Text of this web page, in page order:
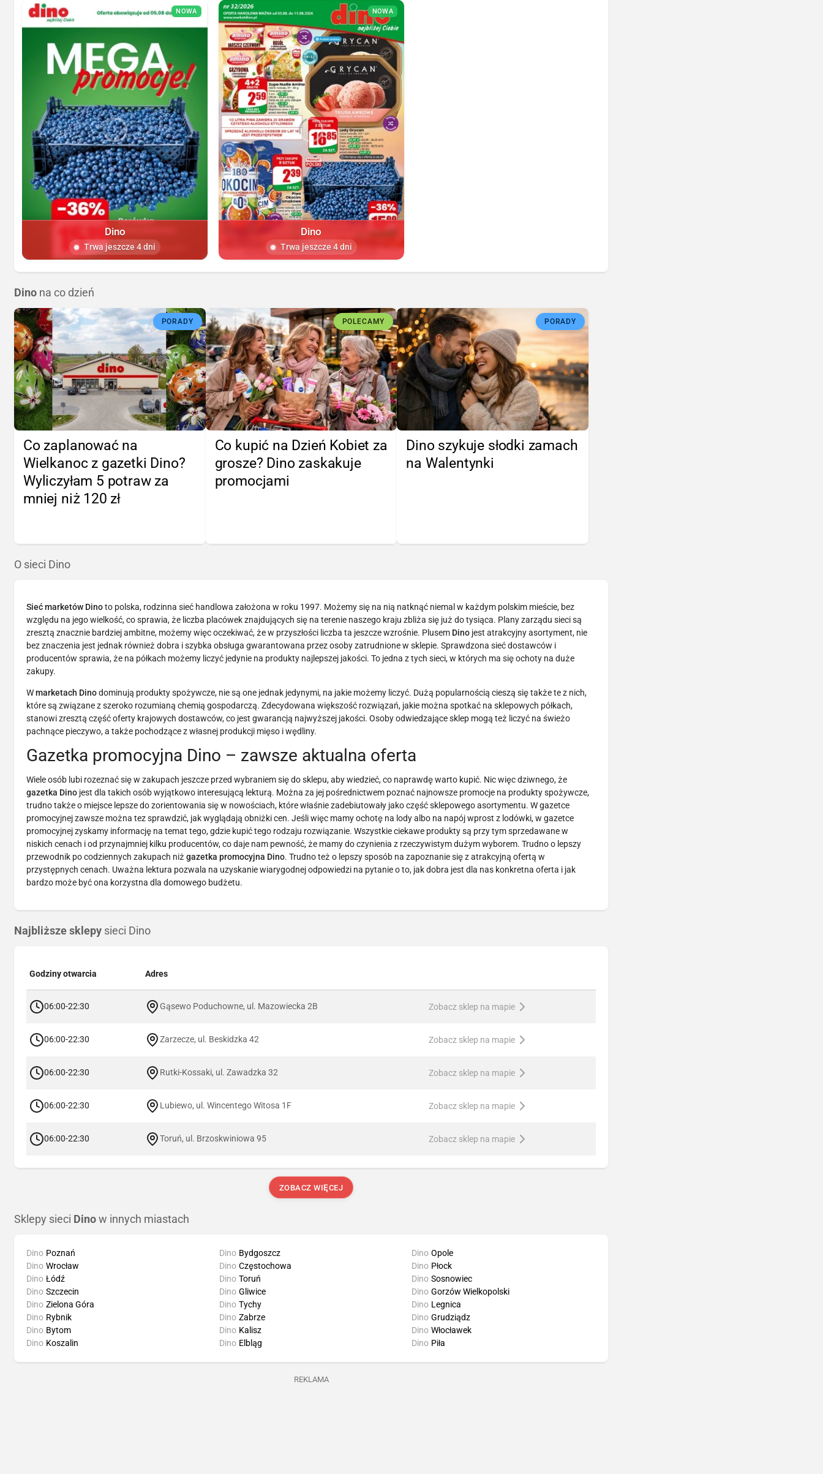
NOWA
Dino
Trwa jeszcze 4 dni
NOWA
Dino
Trwa jeszcze 4 dni
Dino na co dzień
PORADY
Co zaplanować na
Wielkanoc z gazetki Dino?
Wyliczyłam 5 potraw za
mniej niż 120 zł
POLECAMY
Co kupić na Dzień Kobiet za
grosze? Dino zaskakuje
promocjami
PORADY
Dino szykuje słodki zamach
na Walentynki
O sieci Dino
Sieć marketów Dinoto polska, rodzinna sieć handlowa założona w roku 1997. Możemy się na nią natknąć niemal w każdym polskim mieście, bez
względu na jego wielkość, co sprawia, że liczba placówek znajdujących się na terenie naszego kraju zbliża się już do tysiąca. Plany zarządu sieci są
zresztą znacznie bardziej ambitne, możemy więc oczekiwać, że w przyszłości liczba ta jeszcze wzrośnie. Plusem Dino jest atrakcyjny asortyment, nie
bez znaczenia jest jednak również dobra i szybka obsługa gwarantowana przez osoby zatrudnione w sklepie. Sprawdzona sieć dostawców i
producentów sprawia, że na półkach możemy liczyć jedynie na produkty najlepszej jakości. To jedna z tych sieci, w których ma się ochoty na duże
zakupy.
Wmarketach Dinodominują produkty spożywcze, nie są one jednak jedynymi, na jakie możemy liczyć. Dużą popularnością cieszą się także te z nich,
które są związane z szeroko rozumianą chemią gospodarczą. Zdecydowana większość rozwiązań, jakie można spotkać na sklepowych półkach,
stanowi zresztą część oferty krajowych dostawców, co jest gwarancją najwyższej jakości. Osoby odwiedzające sklep mogą też liczyć na świeżo
pachnące pieczywo, a także pochodzące z własnej produkcji mięso i wędliny.
Gazetka promocyjna Dino – zawsze aktualna oferta
Wiele osób lubi rozeznać się w zakupach jeszcze przed wybraniem się do sklepu, aby wiedzieć, co naprawdę warto kupić. Nic więc dziwnego, że
gazetka Dino jest dla takich osób wyjątkowo interesującą lekturą. Można za jej pośrednictwem poznać najnowsze promocje na produkty spożywcze,
trudno także o miejsce lepsze do zorientowania się w nowościach, które właśnie zadebiutowały jako część sklepowego asortymentu. W gazetce
promocyjnej zawsze można tez sprawdzić, jak wyglądają obniżki cen. Jeśli więc mamy ochotę na lody albo na napój wprost z lodówki, w gazetce
promocyjnej zyskamy informację na temat tego, gdzie kupić tego rodzaju rozwiązanie. Wszystkie ciekawe produkty są przy tym sprzedawane w
niskich cenach i od przynajmniej kilku producentów, co daje nam pewność, że mamy do czynienia z rzeczywistym dużym wyborem. Trudno o lepszy
przewodnik po codziennych zakupach niż gazetka promocyjna Dino. Trudno też o lepszy sposób na zapoznanie się z atrakcyjną ofertą w
przystępnych cenach. Uważna lektura pozwala na uzyskanie wiarygodnej odpowiedzi na pytanie o to, jak dobra jest dla nas konkretna oferta i jak
bardzo może być ona korzystna dla domowego budżetu.
Najbliższe sklepy sieci Dino
Godziny otwarcia Adres
06:00-22:30 Gąsewo Poduchowne, ul. Mazowiecka 2B Zobacz sklep na mapie
06:00-22:30 Zarzecze, ul. Beskidzka 42 Zobacz sklep na mapie
06:00-22:30 Rutki-Kossaki, ul. Zawadzka 32 Zobacz sklep na mapie
06:00-22:30 Lubiewo, ul. Wincentego Witosa 1F Zobacz sklep na mapie
06:00-22:30 Toruń, ul. Brzoskwiniowa 95 Zobacz sklep na mapie
ZOBACZ WIĘCEJ
Sklepy sieci Dino w innych miastach
Dino Poznań
Dino Wrocław
Dino Łódź
Dino Szczecin
Dino Bydgoszcz
Dino Częstochowa
Dino Toruń
Dino Gliwice
Dino Opole
Dino Płock
Dino Sosnowiec
Dino Gorzów Wielkopolski
Dino Zielona Góra
Dino Rybnik
Dino Bytom
Dino Koszalin
Dino Tychy
Dino Zabrze
Dino Kalisz
Dino Elbląg
Dino Legnica
Dino Grudziądz
Dino Włocławek
Dino Piła
REKLAMA